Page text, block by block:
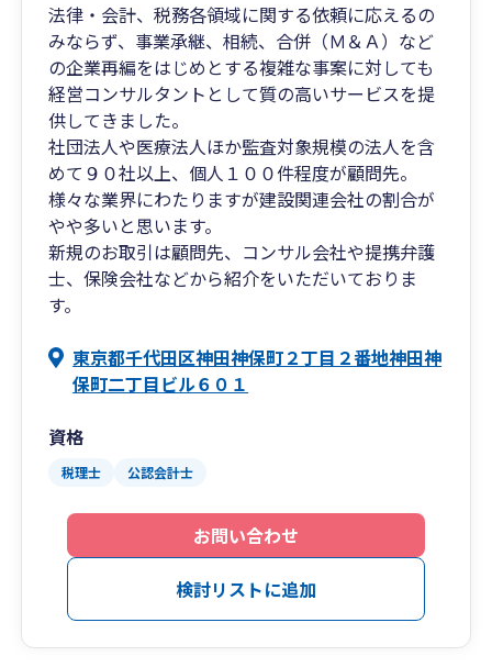
法律・会計、税務各領域に関する依頼に応えるの
みならず、事業承継、相続、合併（Ｍ＆Ａ）など
の企業再編をはじめとする複雑な事案に対しても
経営コンサルタントとして質の高いサービスを提
供してきました。
社団法人や医療法人ほか監査対象規模の法人を含
めて９０社以上、個人１００件程度が顧問先。
様々な業界にわたりますが建設関連会社の割合が
やや多いと思います。
新規のお取引は顧問先、コンサル会社や提携弁護
士、保険会社などから紹介をいただいておりま
す。
東京都千代田区神田神保町２丁目２番地神田神
保町二丁目ビル６０１
資格
税理士 公認会計士
お問い合わせ
検討リストに追加